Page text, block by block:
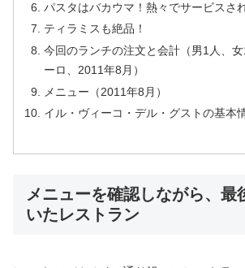
パスタはバカウマ！熱々でサービスさ
ティラミスも絶品！
今回のランチの注文と会計（男1人、
ーロ、2011年8月）
メニュー（2011年8月）
イル・ヴィーコ・デル・グストの基本
メニューを確認しながら、最
いたレストラン